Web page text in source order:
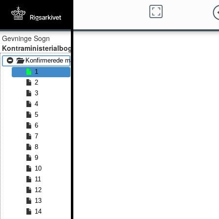
Gevninge Sogn
Kontraministerialbog
Konfirmerede mænd 1872 - Konfirmerede mænd 1891
1
2
3
4
5
6
7
8
9
10
11
12
13
14